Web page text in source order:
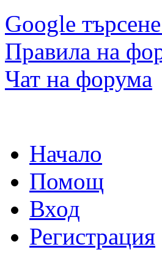
Google
Правила на
Чат на форума
Начало
Помощ
Вход
Регистрация